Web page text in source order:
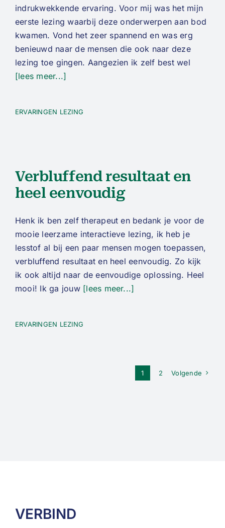
indrukwekkende ervaring. Voor mij was het mijn
eerste lezing waarbij deze onderwerpen aan bod
kwamen. Vond het zeer spannend en was erg
benieuwd naar de mensen die ook naar deze
lezing toe gingen. Aangezien ik zelf best wel
[lees meer...]
ERVARINGEN LEZING
Verbluffend resultaat en
heel eenvoudig
Henk ik ben zelf therapeut en bedank je voor de
mooie leerzame interactieve lezing, ik heb je
lesstof al bij een paar mensen mogen toepassen,
verbluffend resultaat en heel eenvoudig. Zo kijk
ik ook altijd naar de eenvoudige oplossing. Heel
mooi! Ik ga jouw [lees meer...]
ERVARINGEN LEZING
1 2 Volgende
VERBIND